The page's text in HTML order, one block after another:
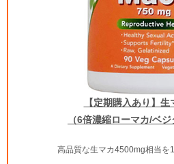
【定期購入あり】
（6倍濃縮ローマカ/ベジ
高品質な生マカ4500mg相当を